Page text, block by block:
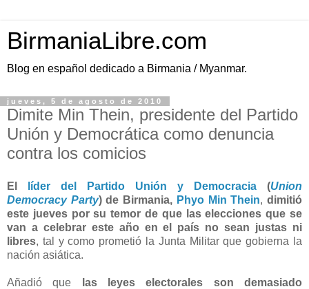
BirmaniaLibre.com
Blog en español dedicado a Birmania / Myanmar.
jueves, 5 de agosto de 2010
Dimite Min Thein, presidente del Partido
Unión y Democrática como denuncia
contra los comicios
El líder del Partido Unión y Democracia (Union
Democracy Party) de Birmania, Phyo Min Thein,dimitió
este jueves por su temor de que las elecciones que se
van a celebrar este año en el país no sean justas ni
libres, tal y como prometió la Junta Militar que gobierna la
nación asiática.
Añadió que
las leyes electorales son demasiado